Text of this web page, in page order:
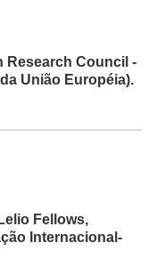
Research Council -
União Européia).
Fellows,
Internacional-